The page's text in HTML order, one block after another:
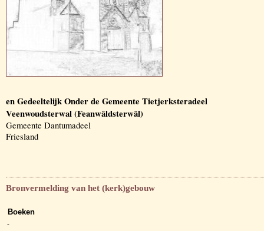
en Gedeeltelijk Onder de Gemeente Tietjerksteradeel
Veenwoudsterwal (Feanwâldsterwâl)
Gemeente Dantumadeel
Friesland
Bronvermelding van het (kerk)gebouw
Boeken
-